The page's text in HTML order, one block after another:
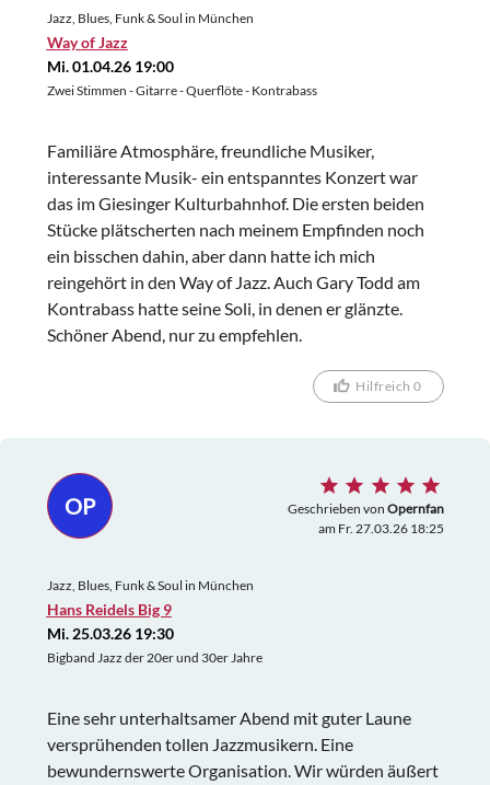
Jazz, Blues, Funk & Soul in München
Way of Jazz
Mi. 01.04.26 19:00
Zwei Stimmen - Gitarre - Querflöte - Kontrabass
Familiäre Atmosphäre, freundliche Musiker,
interessante Musik- ein entspanntes Konzert war
das im Giesinger Kulturbahnhof. Die ersten beiden
Stücke plätscherten nach meinem Empfinden noch
ein bisschen dahin, aber dann hatte ich mich
reingehört in den Way of Jazz. Auch Gary Todd am
Kontrabass hatte seine Soli, in denen er glänzte.
Schöner Abend, nur zu empfehlen.
Hilfreich 0
OP Geschrieben von Opernfan
am Fr. 27.03.26 18:25
Jazz, Blues, Funk & Soul in München
Hans Reidels Big 9
Mi. 25.03.26 19:30
Bigband Jazz der 20er und 30er Jahre
Eine sehr unterhaltsamer Abend mit guter Laune
versprühenden tollen Jazzmusikern. Eine
bewundernswerte Organisation. Wir würden äußert